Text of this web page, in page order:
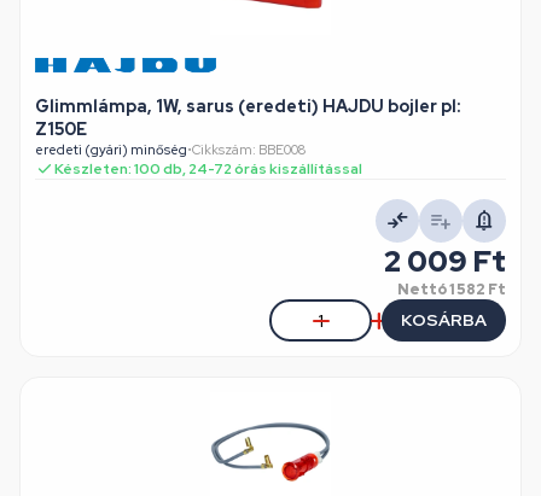
Glimmlámpa, 1W, sarus (eredeti) HAJDU bojler pl:
Z150E
eredeti (gyári) minőség•Cikkszám: BBE008
Készleten: 100 db, 24-72 órás kiszállítással
2 009 Ft
Nettó1 582 Ft
KOSÁRBA